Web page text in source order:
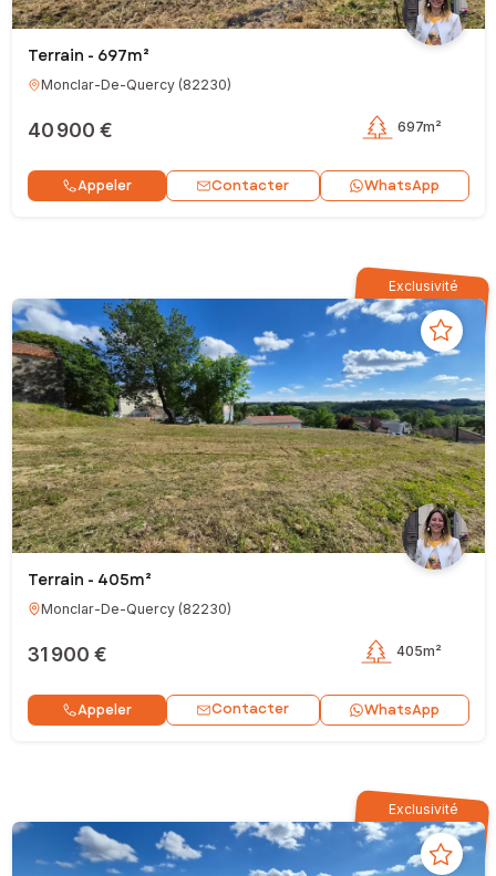
Terrain - 697m²
Monclar-De-Quercy(82230)
40 900 € 697m²
Appeler Contacter WhatsApp
Exclusivité
Terrain - 405m²
Monclar-De-Quercy(82230)
31 900 € 405m²
Appeler Contacter WhatsApp
Exclusivité